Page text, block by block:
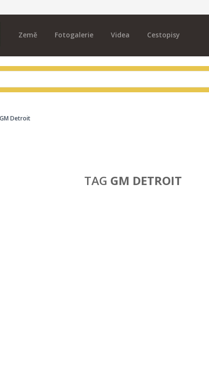
Země Fotogalerie Videa Cestopisy
GM Detroit
TAG GM DETROIT